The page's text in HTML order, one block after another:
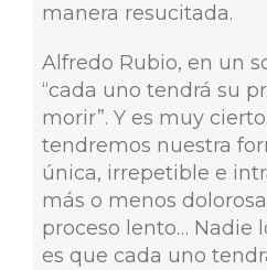
manera resucitada.
Alfredo Rubio, en un
“cada uno tendrá su
morir”. Y es muy
tendremos nuestra
única, irrepetible e
más o menos
proceso lento… Nadie
es que cada uno